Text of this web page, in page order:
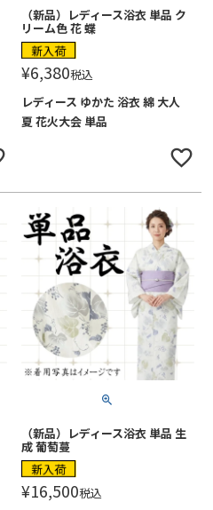
（新品）レディース浴衣 単品 ク
リーム色 花 蝶
新入荷
¥6,380税込
レディース ゆかた 浴衣 綿 大人
夏 花火大会 単品
（新品）レディース浴衣 単品 生
成 葡萄蔓
新入荷
¥16,500税込